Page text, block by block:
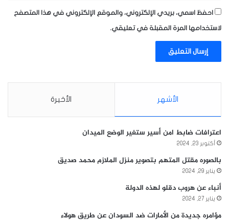
احفظ اسمي، بريدي الإلكتروني، والموقع الإلكتروني في هذا المتصفح
لاستخدامها المرة المقبلة في تعليقي.
الأشهر الأخيرة
اعترافات ضابط امن أسير ستغير الوضع الميدان
أكتوبر 23, 2024
بالصوره مقتل المتهم بتصوير منزل الملازم محمد صديق
يناير 29, 2024
أنباء عن هروب دقلو لهذه الدولة
يناير 27, 2024
مؤامره جديدة من الأمارات ضد السودان عن طريق هولاء